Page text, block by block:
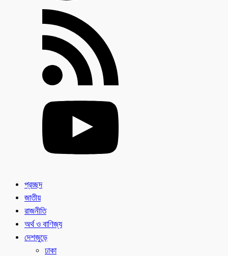
প্রচ্ছদ
জাতীয়
রাজনীতি
অর্থ ও বাণিজ্য
দেশজুড়ে
ঢাকা